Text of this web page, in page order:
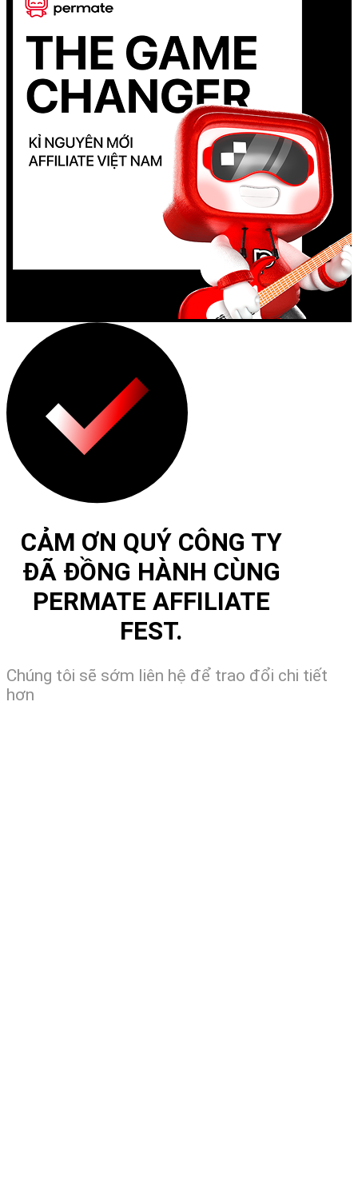
CẢM ƠN QUÝ CÔNG TY
ĐÃ ĐỒNG HÀNH CÙNG
PERMATE AFFILIATE
FEST.
Chúng tôi sẽ sớm liên hệ để trao đổi chi tiết
hơn